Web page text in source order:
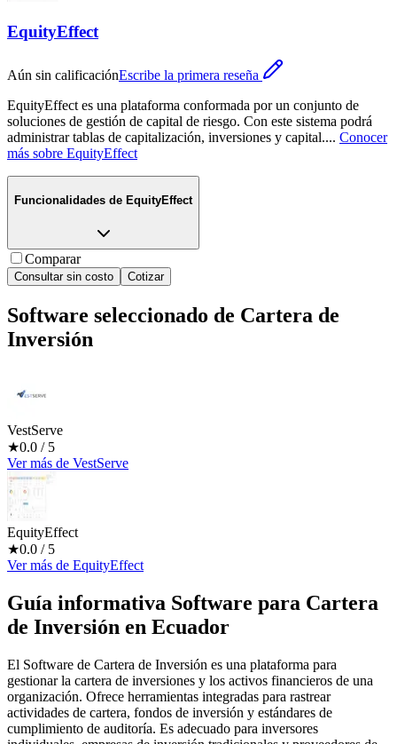
EquityEffect
Aún sin calificaciónEscribe la primera reseña
EquityEffect es una plataforma conformada por un conjunto de
soluciones de gestión de capital de riesgo. Con este sistema podrá
administrar tablas de capitalización, inversiones y capital.... Conocer
más sobre EquityEffect
Funcionalidades de EquityEffect
Comparar
Consultar sin costo Cotizar
Software seleccionado de Cartera de
Inversión
VestServe
★0.0 / 5
Ver más de VestServe
EquityEffect
★0.0 / 5
Ver más de EquityEffect
Guía informativa Software para Cartera
de Inversión en Ecuador
El Software de Cartera de Inversión es una plataforma para
gestionar la cartera de inversiones y los activos financieros de una
organización. Ofrece herramientas integradas para rastrear
actividades de cartera, fondos de inversión y estándares de
cumplimiento de auditoría. Es adecuado para inversores